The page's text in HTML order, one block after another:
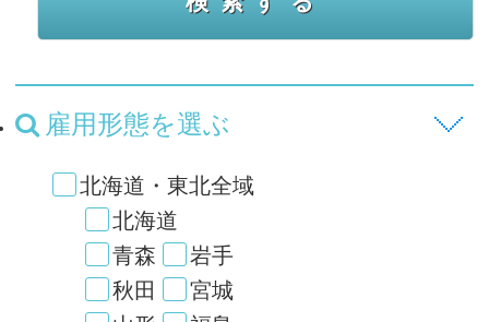
雇用形態を選ぶ
北海道・東北全域
北海道
青森
岩手
秋田
宮城